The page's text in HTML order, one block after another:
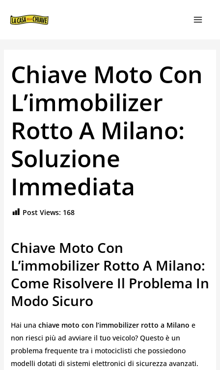
Chiave Moto Con
L’immobilizer
Rotto A Milano:
Soluzione
Immediata
Post Views: 168
Chiave Moto Con
L’immobilizer Rotto A Milano:
Come Risolvere Il Problema In
Modo Sicuro
Hai una chiave moto con l’immobilizer rotto a Milano e
non riesci più ad avviare il tuo veicolo? Questo è un
problema frequente tra i motociclisti che possiedono
modelli dotati di sistemi elettronici di sicurezza avanzati.
ARTICOLI